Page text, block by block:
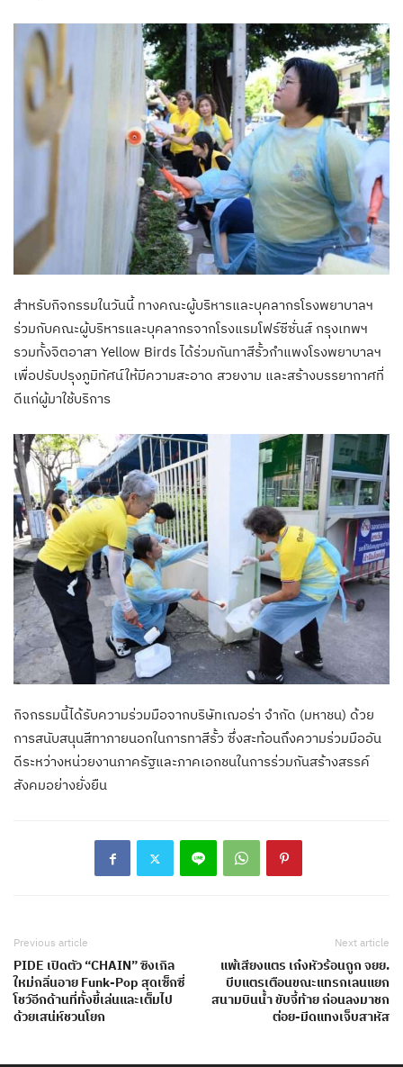
สำหรับกิจกรรมในวันนี้ ทางคณะผู้บริหารและบุคลากรโรงพยาบาลฯ
ร่วมกับคณะผู้บริหารและบุคลากรจากโรงแรมโฟร์ซีซั่นส์ กรุงเทพฯ
รวมทั้งจิตอาสา Yellow Birds ได้ร่วมกันทาสีรั้วกำแพงโรงพยาบาลฯ
เพื่อปรับปรุงภูมิทัศน์ให้มีความสะอาด สวยงาม และสร้างบรรยากาศที่
ดีแก่ผู้มาใช้บริการ
กิจกรรมนี้ได้รับความร่วมมือจากบริษัทเฌอร่า จำกัด (มหาชน) ด้วย
การสนับสนุนสีทาภายนอกในการทาสีรั้ว ซึ่งสะท้อนถึงความร่วมมืออัน
ดีระหว่างหน่วยงานภาครัฐและภาคเอกชนในการร่วมกันสร้างสรรค์
สังคมอย่างยั่งยืน
Previous article
PIDE เปิดตัว “CHAIN” ซิงเกิล
ใหม่กลิ่นอาย Funk-Pop สุดเซ็กซี่
โชว์อีกด้านที่ทั้งขี้เล่นและเต็มไป
ด้วยเสน่ห์ชวนโยก
Next article
แพ้เสียงแตร เก๋งหัวร้อนถูก จยย.
บีบแตรเตือนขณะแทรกเลนแยก
สนามบินน้ำ ขับจี้ท้าย ก่อนลงมาชก
ต่อย-มีดแทงเจ็บสาหัส